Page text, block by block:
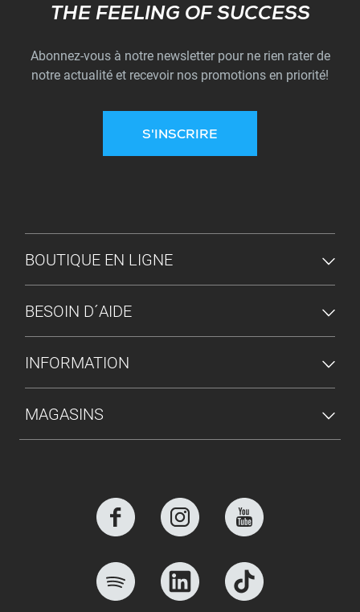
Subscribe
THE FEELING OF SUCCESS
Abonnez-vous à notre newsletter pour ne rien rater de
notre actualité et recevoir nos promotions en priorité!
S'INSCRIRE
MENU DU PIED DE PAGE
BOUTIQUE EN LIGNE
BESOIN D´AIDE
INFORMATION
MAGASINS